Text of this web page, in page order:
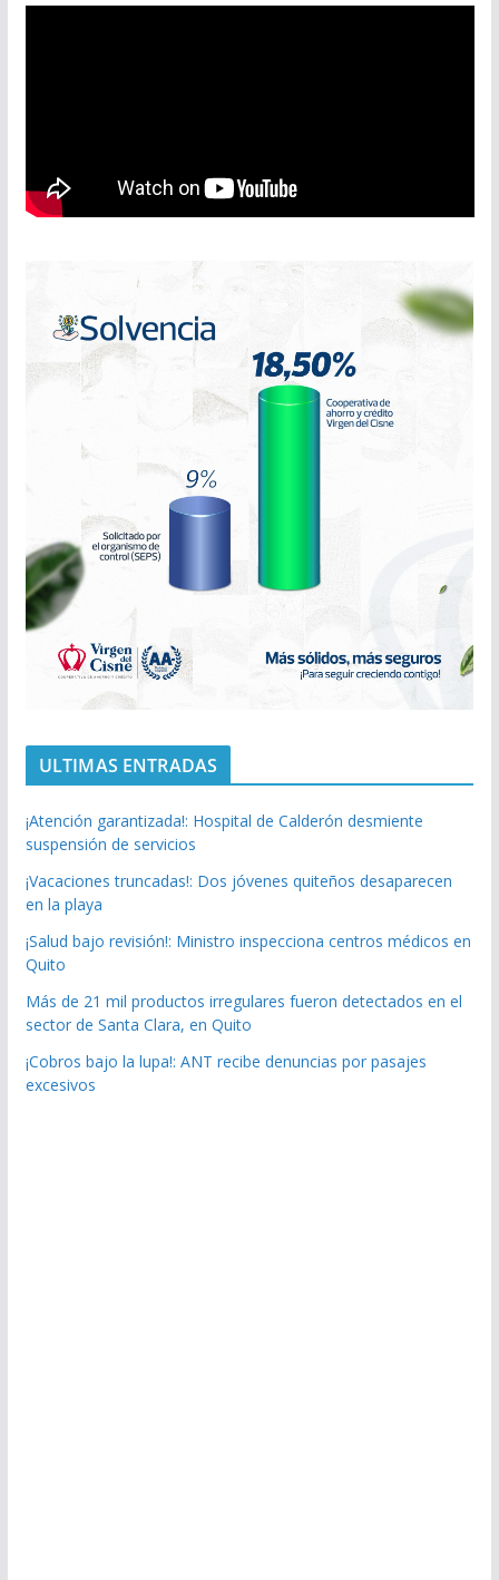
ULTIMAS ENTRADAS
¡Atención garantizada!: Hospital de Calderón desmiente
suspensión de servicios
¡Vacaciones truncadas!: Dos jóvenes quiteños desaparecen
en la playa
¡Salud bajo revisión!: Ministro inspecciona centros médicos en
Quito
Más de 21 mil productos irregulares fueron detectados en el
sector de Santa Clara, en Quito
¡Cobros bajo la lupa!: ANT recibe denuncias por pasajes
excesivos